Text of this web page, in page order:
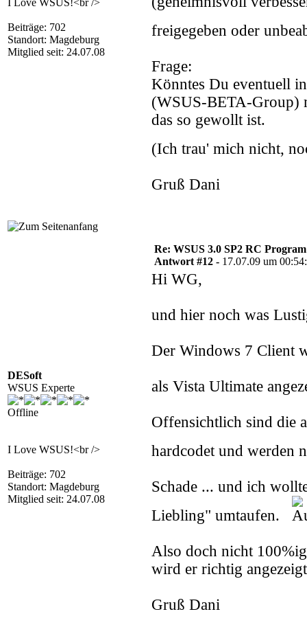
I Love WSUS!<br />
Beiträge: 702
Standort: Magdeburg
Mitglied seit: 24.07.08
freigegeben oder
Frage:
Könntes Du eventuell
(WSUS-BETA-Group)
das so gewollt ist.
(Ich trau' mich nicht,
Gruß Dani
DESoft
WSUS Experte
Offline
I Love WSUS!<br />
Beiträge: 702
Standort: Magdeburg
Mitglied seit: 24.07.08
Re: WSUS 3.0 SP2 RC
Antwort #12 - 17.07.09 um
Hi WG,
und hier noch was
Der Windows 7 Client
als Vista Ultimate
Offensichtlich sind die
hardcodet und werden
Schade ... und ich
Liebling" umtaufen.
Also doch nicht
wird er richtig
Gruß Dani